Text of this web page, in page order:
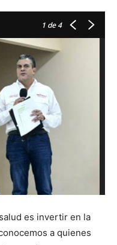
1 de 4
es invertir en la
a quienes